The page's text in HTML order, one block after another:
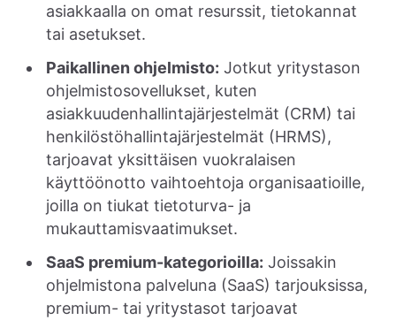
asiakkaalla on omat resurssit, tietokannat
tai asetukset.
Paikallinen ohjelmisto: Jotkut yritystason
ohjelmistosovellukset, kuten
asiakkuudenhallintajärjestelmät (CRM) tai
henkilöstöhallintajärjestelmät (HRMS),
tarjoavat yksittäisen vuokralaisen
käyttöönotto vaihtoehtoja organisaatioille,
joilla on tiukat tietoturva- ja
mukauttamisvaatimukset.
SaaS premium-kategorioilla: Joissakin
ohjelmistona palveluna (SaaS) tarjouksissa,
premium- tai yritystasot tarjoavat